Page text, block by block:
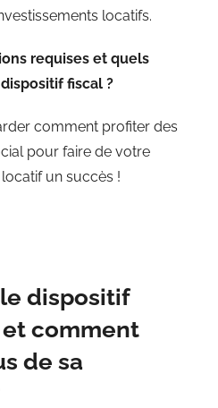
locatifs.
requises et quels
fiscal ?
comment profiter des
pour faire de votre
un succès !
le dispositif
comment
de sa